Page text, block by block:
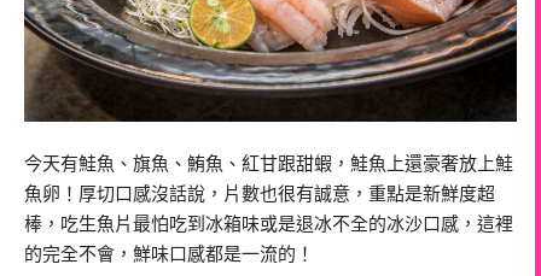
今天有鮭魚、旗魚、鮪魚、紅甘跟甜蝦，鮭魚上還豪奢放上鮭
魚卵！厚切口感沒話說，片數也很有誠意，重點是新鮮度超
棒，吃生魚片最怕吃到冰箱味或是退冰不全的冰沙口感，這裡
的完全不會，鮮味口感都是一流的！